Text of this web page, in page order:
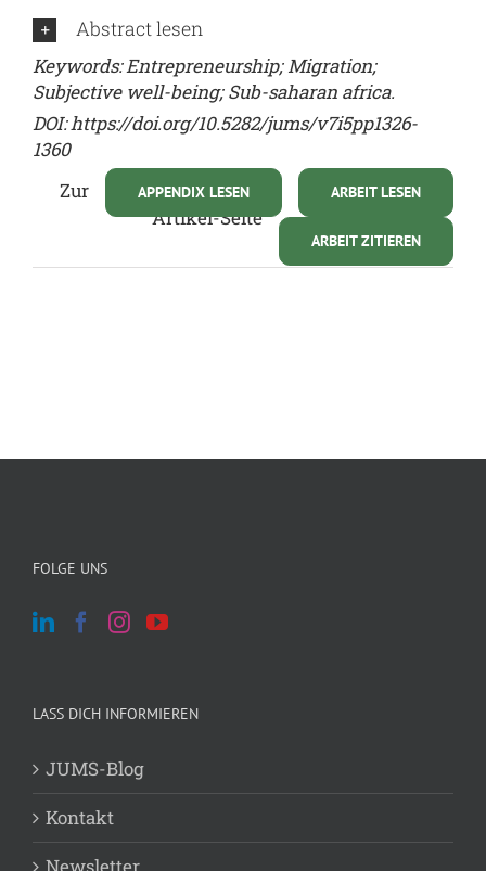
Abstract lesen
Keywords: Entrepreneurship; Migration;
Subjective well-being; Sub-saharan africa.
DOI: https://doi.org/10.5282/jums/v7i5pp1326-
1360
ARBEIT LESEN
APPENDIX LESEN
ARBEIT ZITIEREN
Zur
Artikel-Seite
FOLGE UNS
LASS DICH INFORMIEREN
JUMS-Blog
Kontakt